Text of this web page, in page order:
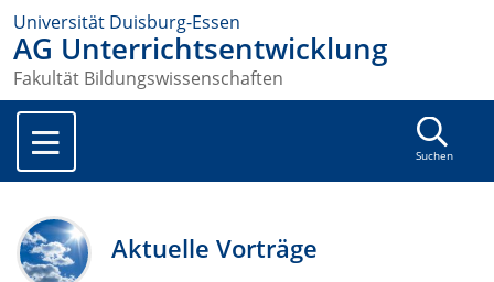
Universität Duisburg-Essen
AG Unterrichtsentwicklung
Fakultät Bildungswissenschaften
Suchen
Aktuelle Vorträge